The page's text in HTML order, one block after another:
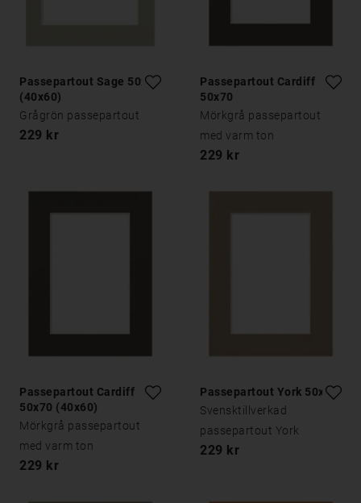
Passepartout Sage 50x70
(40x60)
Grågrön passepartout
229 kr
Passepartout Cardiff
50x70
Mörkgrå passepartout
med varm ton
229 kr
Passepartout Cardiff
50x70 (40x60)
Mörkgrå passepartout
med varm ton
229 kr
Passepartout York 50x70
Svensktillverkad
passepartout York
229 kr